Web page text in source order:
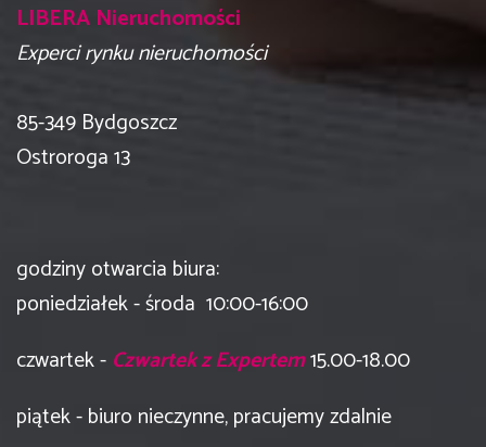
LIBERA Nieruchomości
Experci rynku nieruchomości
​85-349 Bydgoszcz
Ostroroga 13
godziny otwarcia biura:
poniedziałek - środa 10:00-16:00
czwartek - Czwartek z Expertem15.00-18.00
piątek - biuro nieczynne, pracujemy zdalnie